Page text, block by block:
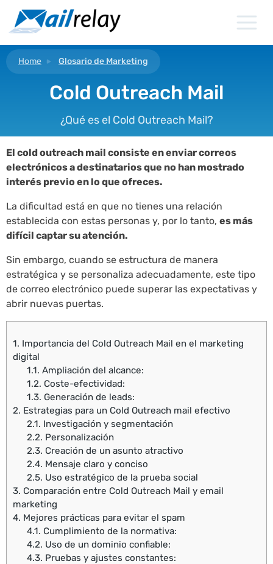
contenido
Home Glosario de Marketing
Cold Outreach Mail
¿Qué es el Cold Outreach Mail?
El cold outreach mail consiste en enviar correos
electrónicos a destinatarios que no han mostrado
interés previo en lo que ofreces.
La dificultad está en que no tienes una relación
establecida con estas personas y, por lo tanto, es más
difícil captar su atención.
Sin embargo, cuando se estructura de manera
estratégica y se personaliza adecuadamente, este tipo
de correo electrónico puede superar las expectativas y
abrir nuevas puertas.
1. Importancia del Cold Outreach Mail en el marketing
digital
1.1. Ampliación del alcance:
1.2. Coste-efectividad:
1.3. Generación de leads:
2. Estrategias para un Cold Outreach mail efectivo
2.1. Investigación y segmentación
2.2. Personalización
2.3. Creación de un asunto atractivo
2.4. Mensaje claro y conciso
2.5. Uso estratégico de la prueba social
3. Comparación entre Cold Outreach Mail y email
marketing
4. Mejores prácticas para evitar el spam
4.1. Cumplimiento de la normativa:
4.2. Uso de un dominio confiable:
4.3. Pruebas y ajustes constantes: